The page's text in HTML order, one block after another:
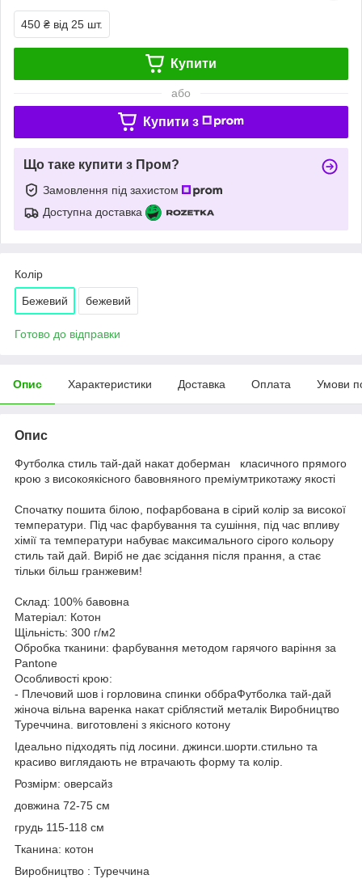
450 ₴ від 25 шт.
Купити
або
Купити з
Що таке купити з Пром?
Замовлення під захистом
Доступна доставка
Колір
Бежевий бежевий
Готово до відправки
Опис Характеристики Доставка Оплата Умови
Опис
Футболка стиль тай-дай накат доберман класичного прямого
крою з високоякісного бавовняного преміумтрикотажу якості
Спочатку пошита білою, пофарбована в сірий колір за високої
температури. Під час фарбування та сушіння, під час впливу
хімії та температури набуває максимального сірого кольору
стиль тай дай. Виріб не дає зсідання після прання, а стає
тільки більш гранжевим!
Склад: 100% бавовна
Матеріал: Котон
Щільність: 300 г/м2
Обробка тканини: фарбування методом гарячого варіння за
Pantone
Особливості крою:
- Плечовий шов і горловина спинки оббраФутболка тай-дай
жіноча вільна варенка накат сріблястий металік Виробництво
Туреччина. виготовлені з якісного котону
Ідеально підходять під лосини. джинси.шорти.стильно та
красиво виглядають не втрачають форму та колір.
Розмірм: оверсайз
довжина 72-75 см
грудь 115-118 см
Тканина: котон
Виробництво : Туреччина